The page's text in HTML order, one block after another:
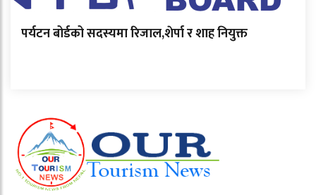
पर्यटन बोर्डको सदस्यमा रिजाल,शेर्पा र शाह नियुक्त